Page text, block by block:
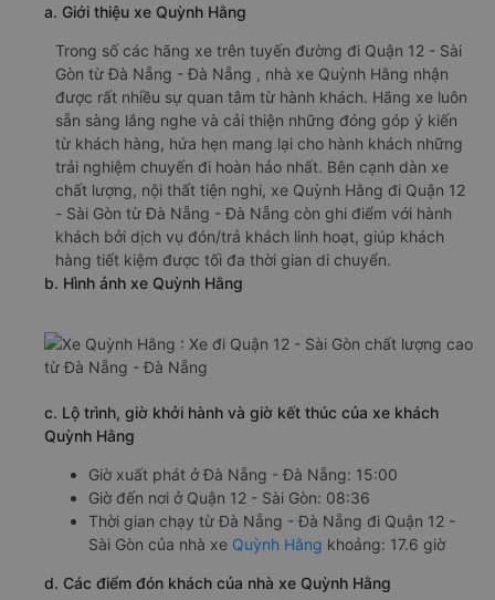
a. Giới thiệu xe Quỳnh Hằng
Trong số các hãng xe trên tuyến đường đi Quận 12 - Sài
Gòn từ Đà Nẵng - Đà Nẵng , nhà xe Quỳnh Hằng nhận
được rất nhiều sự quan tâm từ hành khách. Hãng xe luôn
sẵn sàng lắng nghe và cải thiện những đóng góp ý kiến
từ khách hàng, hứa hẹn mang lại cho hành khách những
trải nghiệm chuyến đi hoàn hảo nhất. Bên cạnh dàn xe
chất lượng, nội thất tiện nghi, xe Quỳnh Hằng đi Quận 12
- Sài Gòn từ Đà Nẵng - Đà Nẵng còn ghi điểm với hành
khách bởi dịch vụ đón/trả khách linh hoạt, giúp khách
hàng tiết kiệm được tối đa thời gian di chuyển.
b. Hình ảnh xe Quỳnh Hằng
c. Lộ trình, giờ khởi hành và giờ kết thúc của xe khách
Quỳnh Hằng
Giờ xuất phát ở Đà Nẵng - Đà Nẵng: 15:00
Giờ đến nơi ở Quận 12 - Sài Gòn: 08:36
Thời gian chạy từ Đà Nẵng - Đà Nẵng đi Quận 12 -
Sài Gòn của nhà xe Quỳnh Hằng khoảng: 17.6 giờ
d. Các điểm đón khách của nhà xe Quỳnh Hằng